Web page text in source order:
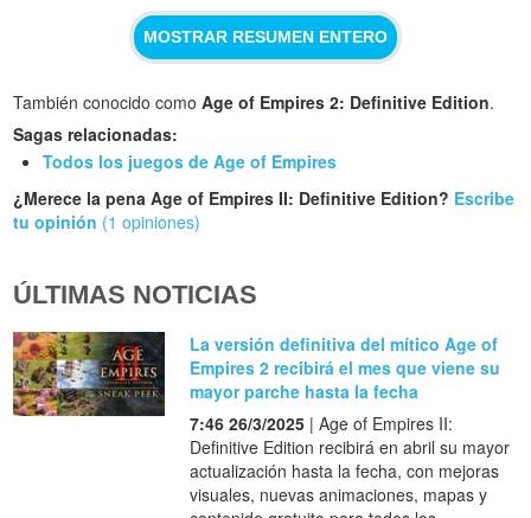
MOSTRAR RESUMEN ENTERO
También conocido comoAge of Empires 2: Definitive Edition.
Sagas relacionadas:
Todos los juegos de Age of Empires
¿Merece la pena Age of Empires II: Definitive Edition? Escribe
tu opinión (1 opiniones)
ÚLTIMAS NOTICIAS
La versión definitiva del mítico Age of
Empires 2 recibirá el mes que viene su
mayor parche hasta la fecha
7:46 26/3/2025 | Age of Empires II:
Definitive Edition recibirá en abril su mayor
actualización hasta la fecha, con mejoras
visuales, nuevas animaciones, mapas y